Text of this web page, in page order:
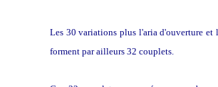
Les 30 variations plus l'aria d'ouverture et
forment par ailleurs 32 couplets.